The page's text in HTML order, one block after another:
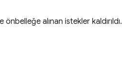
alınan istekler kaldırıldı.